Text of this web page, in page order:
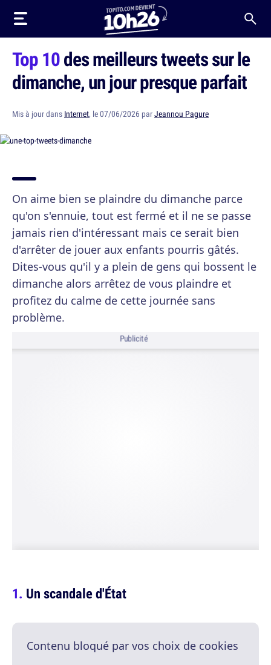
Top 10des meilleurs tweets sur le
dimanche, un jour presque parfait
Mis à jour dans Internet, le 07/06/2026 parJeannou Pagure
On aime bien se plaindre du dimanche parce
qu'on s'ennuie, tout est fermé et il ne se passe
jamais rien d'intéressant mais ce serait bien
d'arrêter de jouer aux enfants pourris gâtés.
Dites-vous qu'il y a plein de gens qui bossent le
dimanche alors arrêtez de vous plaindre et
profitez du calme de cette journée sans
problème.
Publicité
Un scandale d'État
Contenu bloqué par vos choix de cookies